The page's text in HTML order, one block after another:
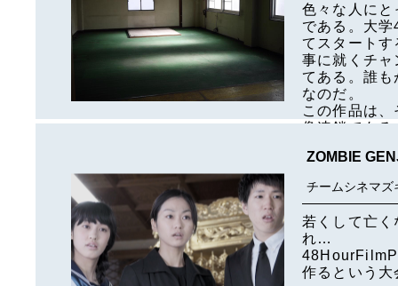
色々な人に
である。大
てスタート
事に就くチ
てある。誰
なのだ。
この作品は
像連鎖である
ZOMBIE
チームシネマズ
若くして亡
れ…
作るという